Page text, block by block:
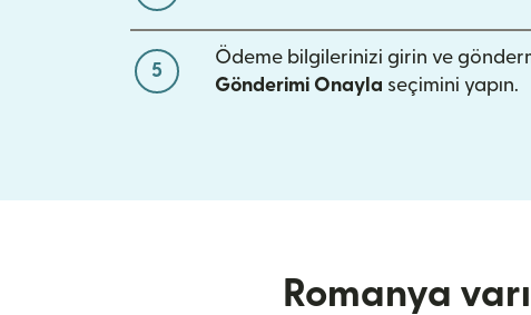
5
Ödeme bilgilerinizi girin ve
Gönderimi Onayla seçimini yapın.
Romanya